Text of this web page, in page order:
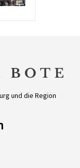
und die Region